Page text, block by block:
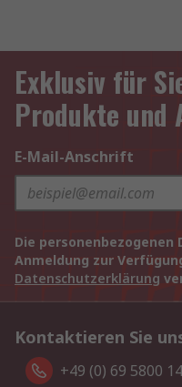
Exklusiv für
Produkte und
E-Mail-Anschrift
Die personenbezogenen
Anmeldung zur
Datenschutzerklärung
Kontaktieren Sie
+49 (0) 69 5800